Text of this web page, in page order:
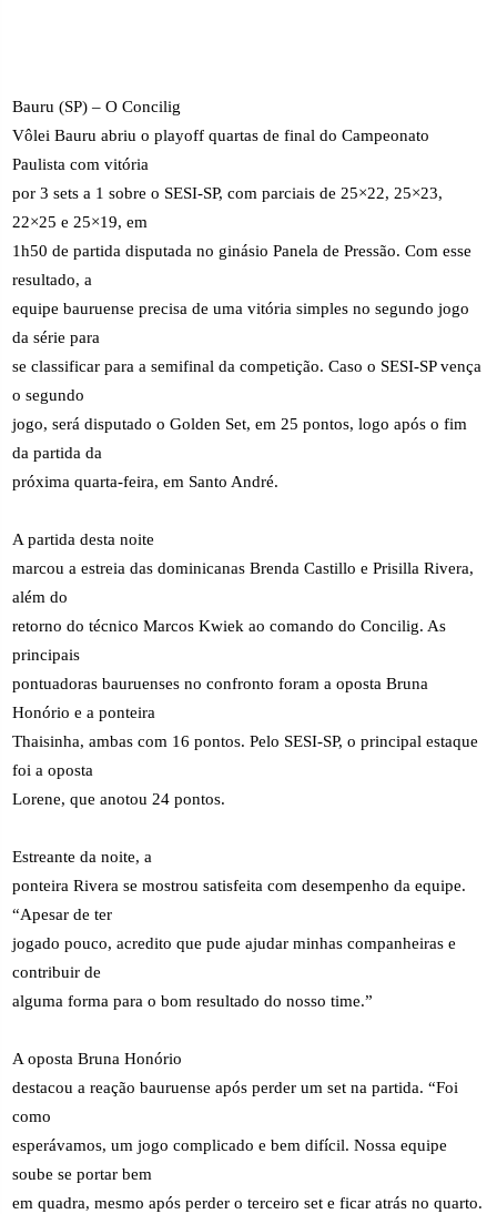
Bauru (SP) – O Concilig
Vôlei Bauru abriu o playoff quartas de final do Campeonato
Paulista com vitória
por 3 sets a 1 sobre o SESI-SP, com parciais de 25×22, 25×23,
22×25 e 25×19, em
1h50 de partida disputada no ginásio Panela de Pressão. Com esse
resultado, a
equipe bauruense precisa de uma vitória simples no segundo jogo
da série para
se classificar para a semifinal da competição. Caso o SESI-SP vença
o segundo
jogo, será disputado o Golden Set, em 25 pontos, logo após o fim
da partida da
próxima quarta-feira, em Santo André.
A partida desta noite
marcou a estreia das dominicanas Brenda Castillo e Prisilla Rivera,
além do
retorno do técnico Marcos Kwiek ao comando do Concilig. As
principais
pontuadoras bauruenses no confronto foram a oposta Bruna
Honório e a ponteira
Thaisinha, ambas com 16 pontos. Pelo SESI-SP, o principal estaque
foi a oposta
Lorene, que anotou 24 pontos.
Estreante da noite, a
ponteira Rivera se mostrou satisfeita com desempenho da equipe.
“Apesar de ter
jogado pouco, acredito que pude ajudar minhas companheiras e
contribuir de
alguma forma para o bom resultado do nosso time.”
A oposta Bruna Honório
destacou a reação bauruense após perder um set na partida. “Foi
como
esperávamos, um jogo complicado e bem difícil. Nossa equipe
soube se portar bem
em quadra, mesmo após perder o terceiro set e ficar atrás no quarto.